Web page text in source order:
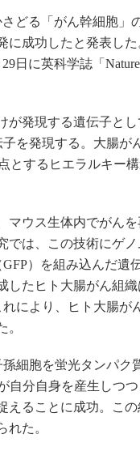
りワールド
WORLD
ネット展
償設計ツール
プリンタ
ンダストリー4.0
ノベーション
物工場
知財マネジメント
外生産
ローバル設計・開発
御セキュリティ
型コロナへの対応
どる「がん幹細胞」
に成功したと発表し
日に英科学誌「
発現する遺伝子とし
を発現する。大腸が
とするヒエラルキー
ウス生体内でがんを
では、この技術にゲ
）を組み込んだ遺
したヒト大腸がん組
により、ヒト大腸が
。
細胞を蛍光タンパク
自分自身を産生しつ
えることに成功。この
れた。